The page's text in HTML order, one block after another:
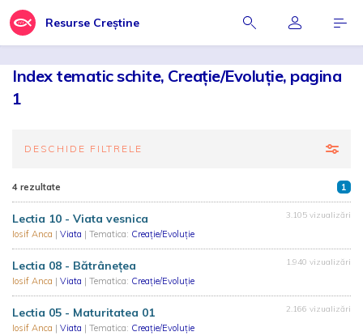
Resurse Creștine
Index tematic schite, Creație/Evoluție, pagina
1
DESCHIDE FILTRELE
4 rezultate 1
Lectia 10 - Viata vesnica
Iosif Anca | Viata | Tematica: Creație/Evoluție
3.105 vizualizări
Lectia 08 - Bătrâneţea
Iosif Anca | Viata | Tematica: Creație/Evoluție
1.940 vizualizări
Lectia 05 - Maturitatea 01
Iosif Anca | Viata | Tematica: Creație/Evoluție
2.166 vizualizări